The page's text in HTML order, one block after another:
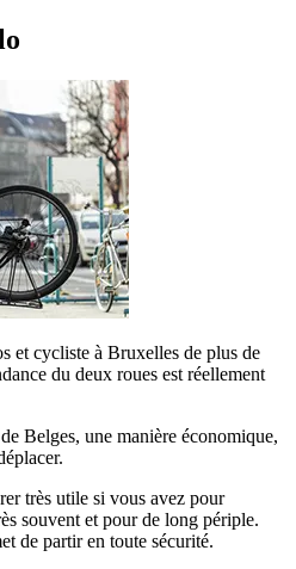
et cycliste à Bruxelles de plus de
du deux roues est réellement
Belges, une manière économique,
très utile si vous avez pour
souvent et pour de long périple.
de partir en toute sécurité.